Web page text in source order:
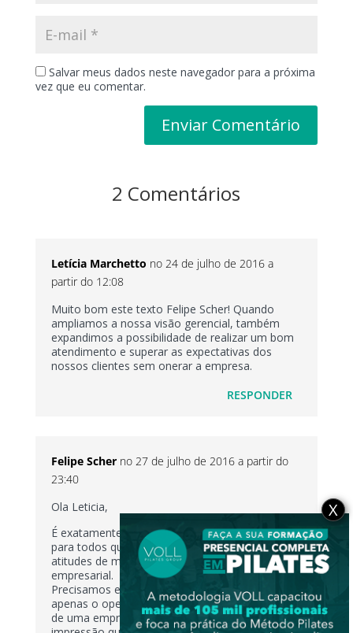
Salvar meus dados neste navegador para a próxima
vez que eu comentar.
2 Comentários
Letícia Marchetto no 24 de julho de 2016 a
partir do 12:08
Muito bom este texto Felipe Scher! Quando
ampliamos a nossa visão gerencial, também
expandimos a possibilidade de realizar um bom
atendimento e superar as expectativas dos
nossos clientes sem onerar a empresa.
RESPONDER
Felipe Scher no 27 de julho de 2016 a partir do
23:40
Ola Leticia,
É exatamente essa a intenção do texto, mostrar
para todos que precisamos planejar nossas
atitudes de maneira racional e principalmente
empresarial.
Precisamos entender que não somos mais
apenas o operacional, passamos a ser gestores
de uma empresa e as vezes temos a falsa
X